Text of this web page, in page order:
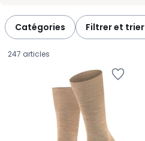
Catégories Filtrer et trier
247 articles